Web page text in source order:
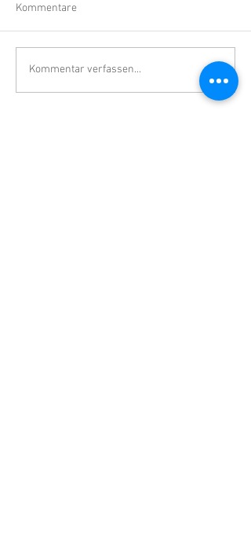
Kommentare
Kommentar verfassen...